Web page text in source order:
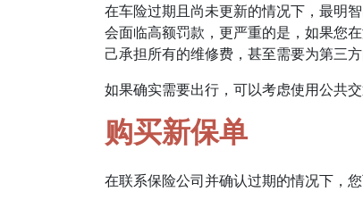
在车险过期且尚未更新的情况下，最明
会面临高额罚款，更严重的是，如果您
己承担所有的维修费，甚至需要为第三方
如果确实需要出行，可以考虑使用公共
购买新保单
在联系保险公司并确认过期的情况下，